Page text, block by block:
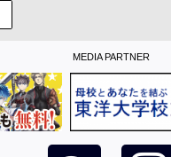
MEDIA PARTNER